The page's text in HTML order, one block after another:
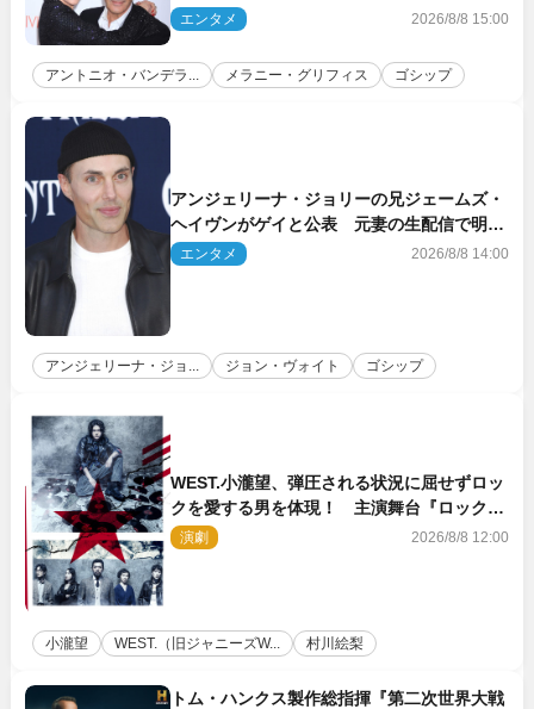
人」
エンタメ 2026/8/8 15:00
アントニオ・バンデラ... メラニー・グリフィス ゴシップ
アンジェリーナ・ジョリーの兄ジェームズ・
ヘイヴンがゲイと公表 元妻の生配信で明ら
かに
エンタメ 2026/8/8 14:00
アンジェリーナ・ジョ... ジョン・ヴォイト ゴシップ
WEST.小瀧望、弾圧される状況に屈せずロッ
クを愛する男を体現！ 主演舞台『ロックン
ロール』ビジュアル解禁
演劇 2026/8/8 12:00
小瀧望 WEST.（旧ジャニーズW... 村川絵梨
トム・ハンクス製作総指揮『第二次世界大戦